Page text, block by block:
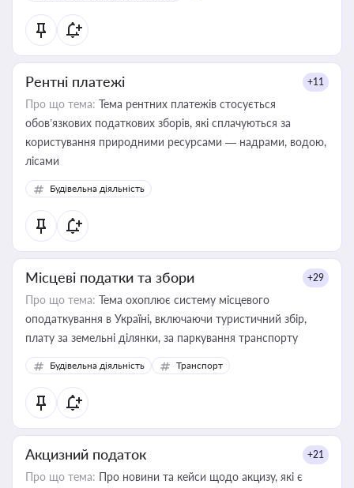
Рентні платежі +11
Про що тема: Тема рентних платежів стосується
обов’язкових податкових зборів, які сплачуються за
користування природними ресурсами — надрами, водою,
лісами
Будівельна діяльність
Місцеві податки та збори +29
Про що тема: Тема охоплює систему місцевого
оподаткування в Україні, включаючи туристичний збір,
плату за земельні ділянки, за паркування транспорту
Будівельна діяльність Транспорт
Акцизний податок +21
Про що тема: Про новини та кейси щодо акцизу, які є